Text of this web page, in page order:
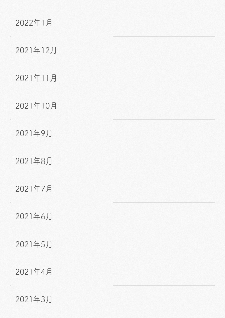
2022年1月
2021年12月
2021年11月
2021年10月
2021年9月
2021年8月
2021年7月
2021年6月
2021年5月
2021年4月
2021年3月